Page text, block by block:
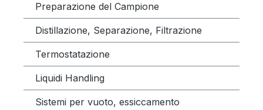
Preparazione del Campione
Distillazione, Separazione, Filtrazione
Termostatazione
Liquidi Handling
Sistemi per vuoto, essiccamento